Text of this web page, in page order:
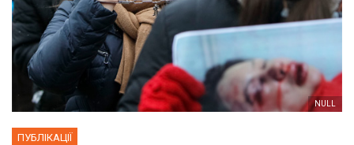
NULL
ПУБЛІКАЦІЇ